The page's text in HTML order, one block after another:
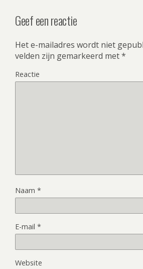
Geef een reactie
Het e-mailadres wordt niet
velden zijn gemarkeerd met*
Reactie
Naam *
E-mail *
Website